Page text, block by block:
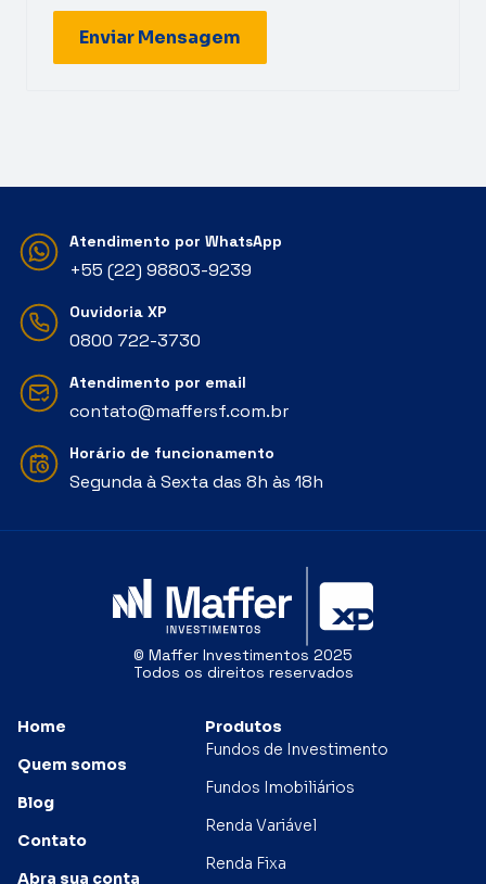
Enviar Mensagem
Atendimento por WhatsApp
+55 (22) 98803-9239
Ouvidoria XP
‭0800 722-3730‬
Atendimento por email
contato@maffersf.com.br
Horário de funcionamento
Segunda à Sexta das 8h às 18h
© Maffer Investimentos 2025
Todos os direitos reservados
Home
Quem somos
Blog
Contato
Abra sua conta
Produtos
Fundos de Investimento
Fundos Imobiliários
Renda Variável
Renda Fixa